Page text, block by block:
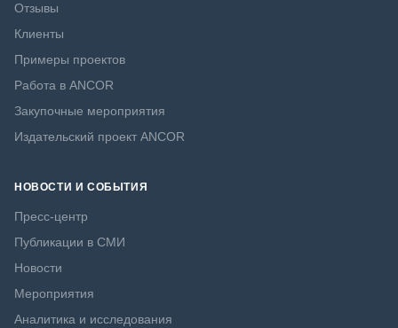
Отзывы
Клиенты
Примеры проектов
Работа в ANCOR
Закупочные мероприятия
Издательский проект ANCOR
НОВОСТИ И СОБЫТИЯ
Пресс-центр
Публикации в СМИ
Новости
Мероприятия
Аналитика и исследования